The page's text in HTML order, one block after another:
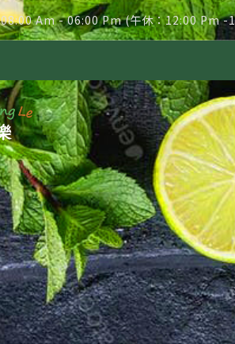
08:00 Am - 06:00 Pm (午休：12:00 Pm -